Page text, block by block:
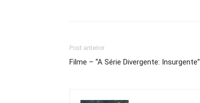
Post anterior
Filme – “A Série Divergente: Insurgente”